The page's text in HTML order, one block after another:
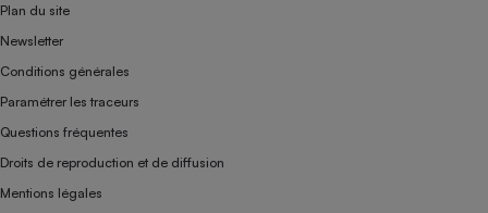
Plan du site
Newsletter
Conditions générales
Paramétrer les traceurs
Questions fréquentes
Droits de reproduction et de diffusion
Mentions légales